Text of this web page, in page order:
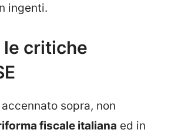
ingenti.
le critiche
sopra, non
fiscale italiana ed in